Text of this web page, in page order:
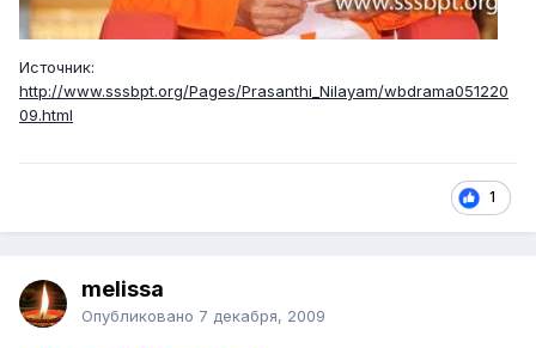
Источник:
http://www.sssbpt.org/Pages/Prasanthi_Nilayam/wbdrama051220
09.html
1
melissa
Опубликовано 7 декабря, 2009